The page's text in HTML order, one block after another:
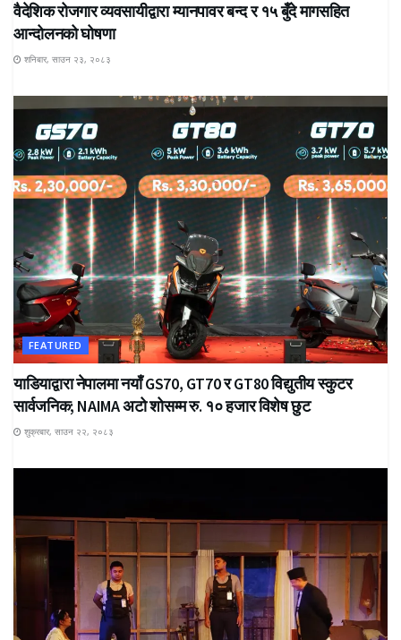
वैदेशिक रोजगार व्यवसायीद्वारा म्यानपावर बन्द र १५ बुँदे मागसहित
आन्दोलनको घोषणा
शनिबार, साउन २३, २०८३
FEATURED
याडियाद्वारा नेपालमा नयाँ GS70, GT70 र GT80 विद्युतीय स्कुटर
सार्वजनिक; NAIMA अटो शोसम्म रु. १० हजार विशेष छुट
शुक्रबार, साउन २२, २०८३